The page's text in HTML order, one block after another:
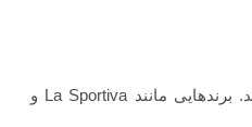
این کفش‌ها از جنس مواد مقاوم در برابر سرما ساخته شده‌اند و دارای سیستم اتصال کرامپون هستند. برندهایی مانند La Sportiva و